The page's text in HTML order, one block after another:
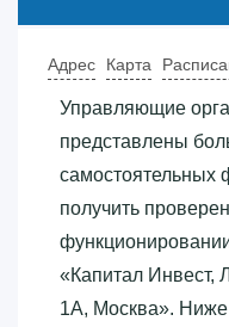
Адрес Карта
Управляющие
представлены
самостоятельных
получить
«‎Капитал Инвест,
1А, Москва»‎.